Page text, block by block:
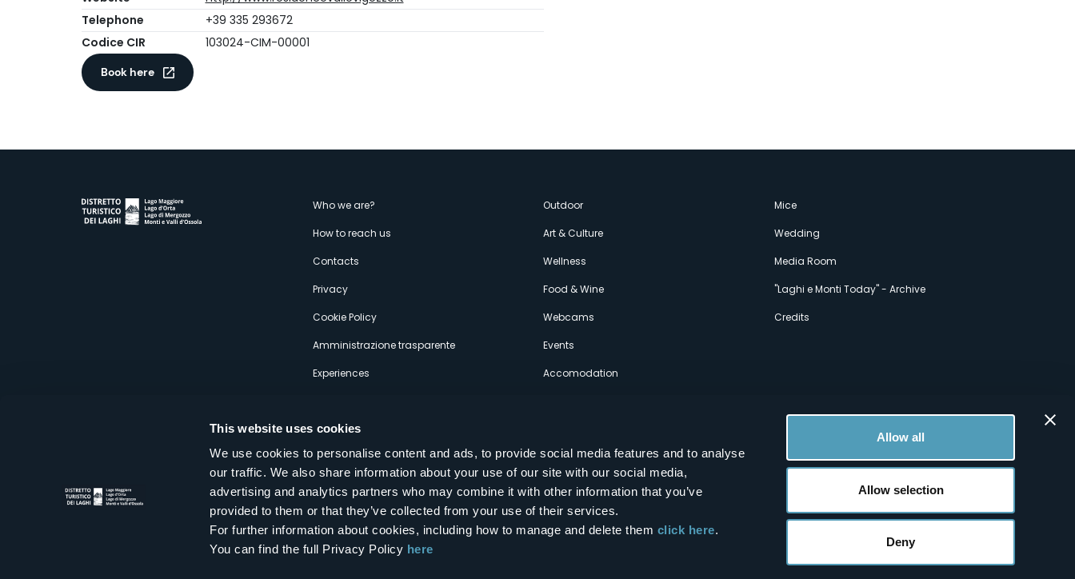
This website uses cookies
We use cookies to personalise content and ads, to provide social media features and to analyse
our traffic. We also share information about your use of our site with our social media,
advertising and analytics partners who may combine it with other information that you’ve
provided to them or that they’ve collected from your use of their services.
For further information about cookies, including how to manage and delete them click here.
You can find the full Privacy Policy here
Allow all
Allow selection
Deny
Telephone
+39 335 293672
Codice CIR
103024-CIM-00001
Book here
Menù
secondario
Who we are?
How to reach us
Contacts
Privacy
Cookie Policy
Amministrazione trasparente
Experiences
Outdoor
Art & Culture
Wellness
Food & Wine
Webcams
Events
Accomodation
Mice
Wedding
Media Room
"Laghi e Monti Today" - Archive
Credits
Distretto Turistico dei Laghi Scrl
Sede legale e operativa: Corso Italia 26 - 28838 Stresa VB - Italy
infoturismo@distrettolaghi.itedistrettolaghi@legalmail.it
Follow us on our social networks